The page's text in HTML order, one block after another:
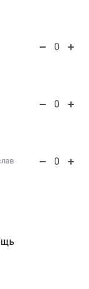
0
0
0